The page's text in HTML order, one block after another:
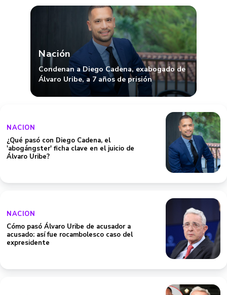
Nación
Condenan a Diego Cadena, exabogado de
Álvaro Uribe, a 7 años de prisión
NACION
¿Qué pasó con Diego Cadena, el
'abogángster' ficha clave en el juicio de
Álvaro Uribe?
NACION
Cómo pasó Álvaro Uribe de acusador a
acusado: así fue rocambolesco caso del
expresidente